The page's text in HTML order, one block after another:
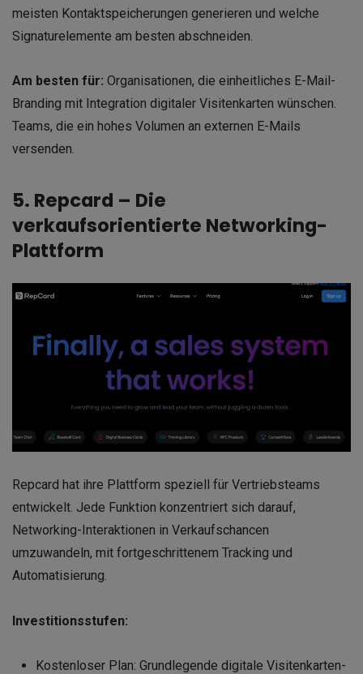
meisten Kontaktspeicherungen generieren und welche
Signaturelemente am besten abschneiden.
Am besten für: Organisationen, die einheitliches E-Mail-
Branding mit Integration digitaler Visitenkarten wünschen.
Teams, die ein hohes Volumen an externen E-Mails
versenden.
5. Repcard – Die
verkaufsorientierte Networking-
Plattform
Repcard hat ihre Plattform speziell für Vertriebsteams
entwickelt. Jede Funktion konzentriert sich darauf,
Networking-Interaktionen in Verkaufschancen
umzuwandeln, mit fortgeschrittenem Tracking und
Automatisierung.
Investitionsstufen:
Kostenloser Plan: Grundlegende digitale Visitenkarten-